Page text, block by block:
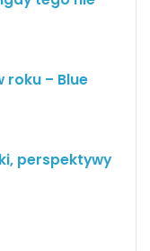
roku – Blue
perspektywy